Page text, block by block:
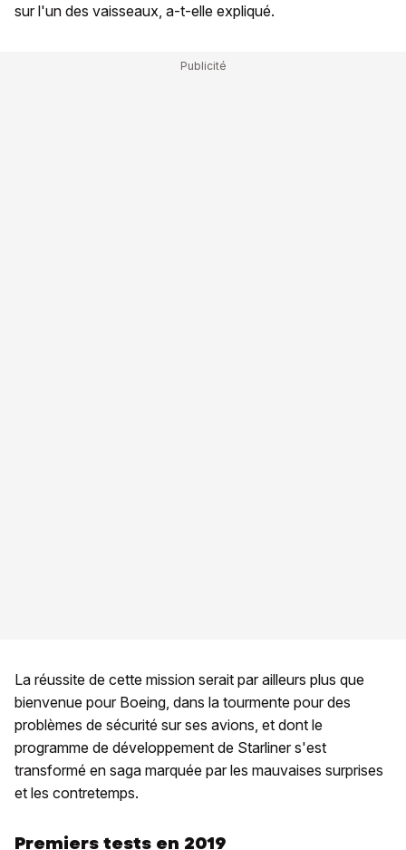
sur l'un des vaisseaux, a-t-elle expliqué.
La réussite de cette mission serait par ailleurs plus que
bienvenue pour Boeing, dans la tourmente pour des
problèmes de sécurité sur ses avions, et dont le
programme de développement de Starliner s'est
transformé en saga marquée par les mauvaises surprises
et les contretemps.
Premiers tests en 2019